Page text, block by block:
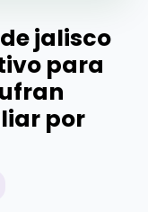
jalisco
para
por